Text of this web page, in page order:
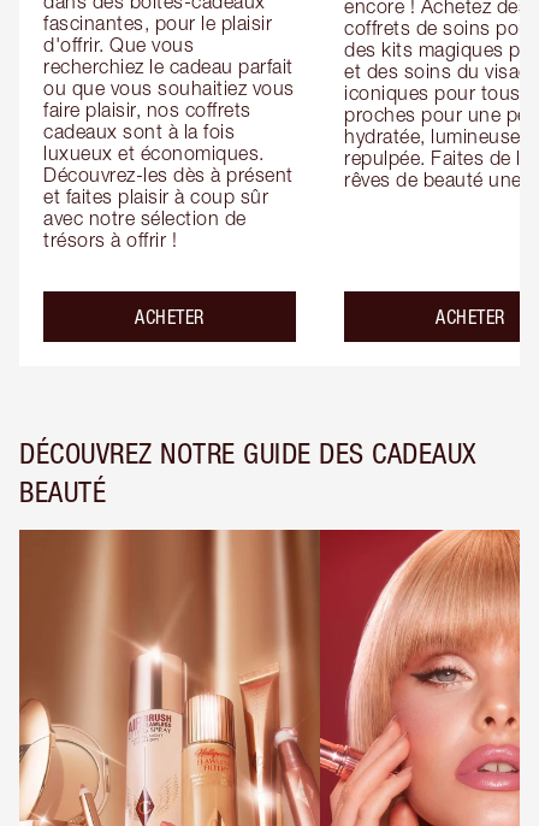
fascinantes, pour le plaisir
d'offrir. Que vous
recherchiez le cadeau parfait
ou que vous souhaitiez vous
faire plaisir, nos coffrets
cadeaux sont à la fois
luxueux et économiques.
Découvrez-les dès à présent
et faites plaisir à coup sûr
avec notre sélection de
trésors à offrir !
ACHETER
encore ! Achetez des
coffrets de soins
des kits magiques
et des soins du visage
iconiques pour tous
proches pour une
hydratée, lumineuse
repulpée. Faites de
rêves de beauté une
ACHETER
DÉCOUVREZ NOTRE GUIDE DES CADEAUX
BEAUTÉ